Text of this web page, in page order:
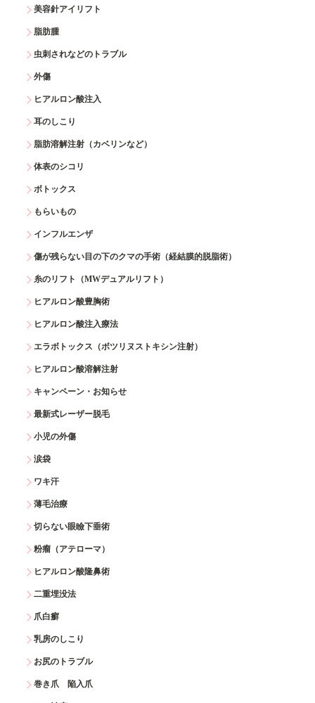
美容針アイリフト
脂肪腫
虫刺されなどのトラブル
外傷
ヒアルロン酸注入
耳のしこり
脂肪溶解注射（カベリンなど）
体表のシコリ
ボトックス
もらいもの
インフルエンザ
傷が残らない目の下のクマの手術（経結膜的脱脂術）
糸のリフト（MWデュアルリフト）
ヒアルロン酸豊胸術
ヒアルロン酸注入療法
エラボトックス（ボツリヌストキシン注射）
ヒアルロン酸溶解注射
キャンペーン・お知らせ
最新式レーザー脱毛
小児の外傷
涙袋
ワキ汗
薄毛治療
切らない眼瞼下垂術
粉瘤（アテローマ）
ヒアルロン酸隆鼻術
二重埋没法
爪白癬
乳房のしこり
お尻のトラブル
巻き爪 陥入爪